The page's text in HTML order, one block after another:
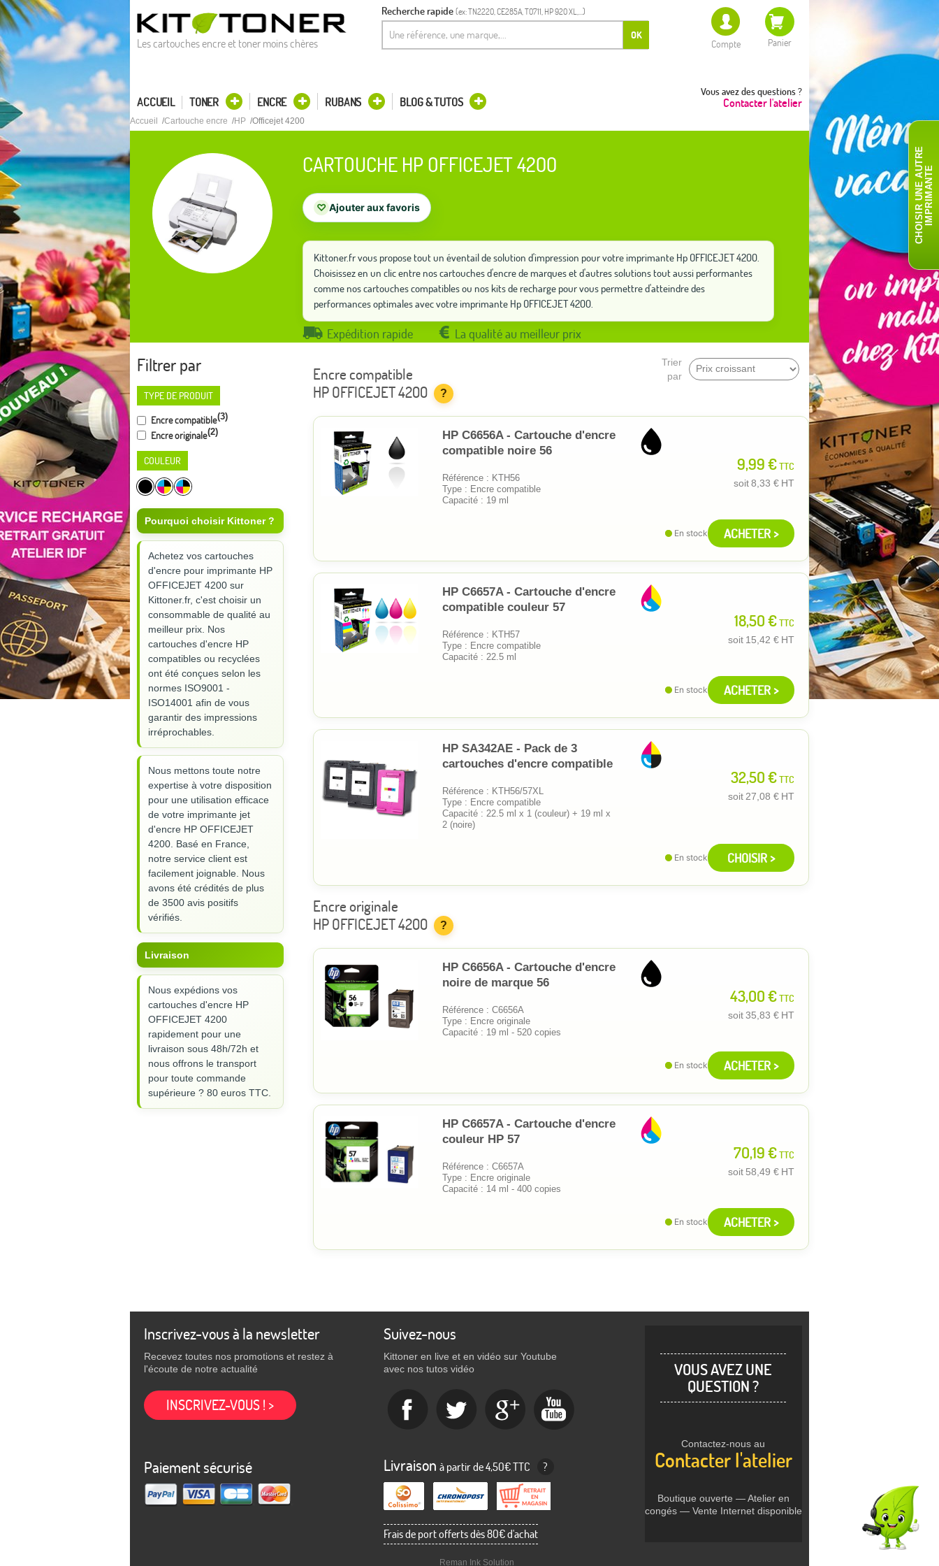
Les cartouches encre et toner moins chères
Recherche rapide (ex: TN2220, CE285A, T0711, HP 920 XL,...)
OK
Compte Panier
Vous avez des questions ?
Contacter l'atelier
ACCUEIL TONER ENCRE RUBANS BLOG & TUTOS
Accueil Cartouche encre HP Officejet 4200
CARTOUCHE HP OFFICEJET 4200
♡ Ajouter aux favoris
Kittoner.fr vous propose tout un éventail de solution d'impression pour votre imprimante Hp OFFICEJET 4200.
Choisissez en un clic entre nos cartouches d'encre de marques et d'autres solutions tout aussi performantes
comme nos cartouches compatibles ou nos kits de recharge pour vous permettre d'atteindre des
performances optimales avec votre imprimante Hp OFFICEJET 4200.
Expédition rapide La qualité au meilleur prix
Filtrer par
TYPE DE PRODUIT
Encre compatible(3)
Encre originale(2)
COULEUR
Pourquoi choisir Kittoner ?
Achetez vos cartouches
d'encre pour imprimante HP
OFFICEJET 4200 sur
Kittoner.fr, c'est choisir un
consommable de qualité au
meilleur prix. Nos
cartouches d'encre HP
compatibles ou recyclées
ont été conçues selon les
normes ISO9001 -
ISO14001 afin de vous
garantir des impressions
irréprochables.
Nous mettons toute notre
expertise à votre disposition
pour une utilisation efficace
de votre imprimante jet
d'encre HP OFFICEJET
4200. Basé en France,
notre service client est
facilement joignable. Nous
avons été crédités de plus
de 3500 avis positifs
vérifiés.
Livraison
Nous expédions vos
cartouches d'encre HP
OFFICEJET 4200
rapidement pour une
livraison sous 48h/72h et
nous offrons le transport
pour toute commande
supérieure ? 80 euros TTC.
Trier
par
Encre compatible
HP OFFICEJET 4200
?
HP C6656A - Cartouche d'encre
compatible noire 56
Référence : KTH56
Type : Encre compatible
Capacité : 19 ml
9,99 €TTC
soit8,33 € HT
En stock ACHETER >
HP C6657A - Cartouche d'encre
compatible couleur 57
Référence : KTH57
Type : Encre compatible
Capacité : 22.5 ml
18,50 €TTC
soit 15,42 € HT
En stock ACHETER >
HP SA342AE - Pack de 3
cartouches d'encre compatible
Référence : KTH56/57XL
Type : Encre compatible
Capacité : 22.5 ml x 1 (couleur) + 19 ml x
2 (noire)
32,50 €TTC
soit 27,08 € HT
En stock CHOISIR >
Encre originale
HP OFFICEJET 4200
?
HP C6656A - Cartouche d'encre
noire de marque 56
Référence : C6656A
Type : Encre originale
Capacité : 19 ml - 520 copies
43,00 €TTC
soit35,83 € HT
En stock ACHETER >
HP C6657A - Cartouche d'encre
couleur HP 57
Référence : C6657A
Type : Encre originale
Capacité : 14 ml - 400 copies
70,19 €TTC
soit 58,49 € HT
En stock ACHETER >
Inscrivez-vous à la newsletter
Recevez toutes nos promotions et restez à
l'écoute de notre actualité
INSCRIVEZ-VOUS ! >
Paiement sécurisé
Suivez-nous
Kittoner en live et en vidéo sur Youtube
avec nos tutos vidéo
Livraison à partir de 4,50€ TTC ?
Frais de port offerts dès 80€ d'achat
VOUS AVEZ UNE
QUESTION ?
Contactez-nous au
Contacter l'atelier
Boutique ouverte — Atelier en
congés — Vente Internet disponible
Reman Ink Solution
C
H
O
I
S
I
R
U
N
E
AU
T
R
E
I
M
P
R
I
M
A
N
TE